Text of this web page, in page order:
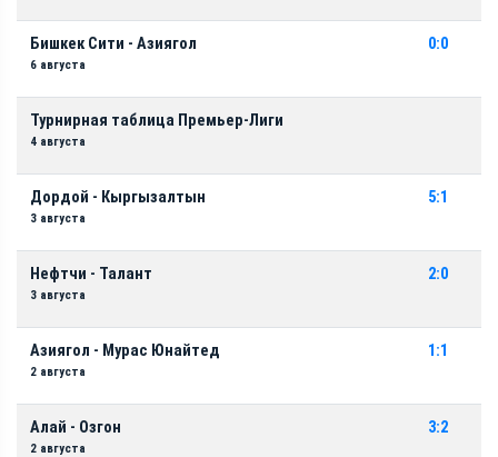
Бишкек Сити - Азиягол
6 августа
0:0
Турнирная таблица Премьер-Лиги
4 августа
Дордой - Кыргызалтын
3 августа
5:1
Нефтчи - Талант
3 августа
2:0
Азиягол - Мурас Юнайтед
2 августа
1:1
Алай - Озгон
2 августа
3:2